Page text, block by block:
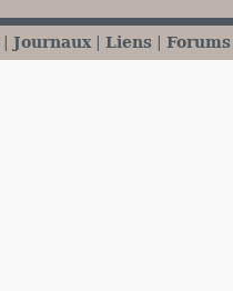
Journaux Liens Forums